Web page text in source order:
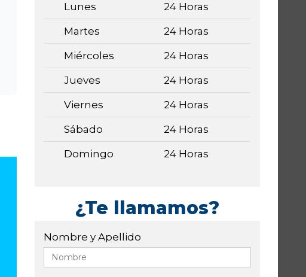
Lunes 24 Horas
Martes 24 Horas
Miércoles 24 Horas
Jueves 24 Horas
Viernes 24 Horas
Sábado 24 Horas
Domingo 24 Horas
¿Te llamamos?
Nombre y Apellido